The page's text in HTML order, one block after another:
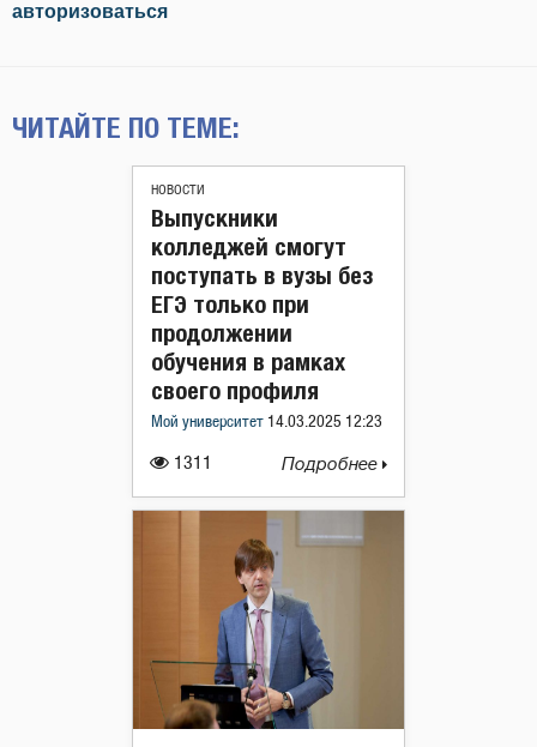
авторизоваться
ЧИТАЙТЕ ПО ТЕМЕ:
НОВОСТИ
1311
Выпускники
колледжей смогут
поступать в вузы без
ЕГЭ только при
продолжении
обучения в рамках
своего профиля
Мой университет 14.03.2025 12:23
Подробнее